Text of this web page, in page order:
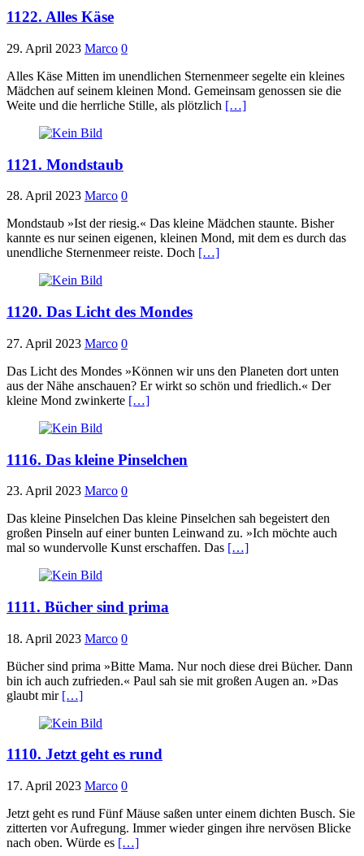
1122. Alles Käse
29. April 2023 Marco 0
Alles Käse Mitten im unendlichen Sternenmeer segelte ein kleines
Mädchen auf seinem kleinen Mond. Gemeinsam genossen sie die
Weite und die herrliche Stille, als plötzlich […]
1121. Mondstaub
28. April 2023 Marco 0
Mondstaub »Ist der riesig.« Das kleine Mädchen staunte. Bisher
kannte es nur seinen eigenen, kleinen Mond, mit dem es durch das
unendliche Sternenmeer reiste. Doch […]
1120. Das Licht des Mondes
27. April 2023 Marco 0
Das Licht des Mondes »Können wir uns den Planeten dort unten
aus der Nähe anschauen? Er wirkt so schön und friedlich.« Der
kleine Mond zwinkerte […]
1116. Das kleine Pinselchen
23. April 2023 Marco 0
Das kleine Pinselchen Das kleine Pinselchen sah begeistert den
großen Pinseln auf einer bunten Leinwand zu. »Ich möchte auch
mal so wundervolle Kunst erschaffen. Das […]
1111. Bücher sind prima
18. April 2023 Marco 0
Bücher sind prima »Bitte Mama. Nur noch diese drei Bücher. Dann
bin ich auch zufrieden.« Paul sah sie mit großen Augen an. »Das
glaubt mir […]
1110. Jetzt geht es rund
17. April 2023 Marco 0
Jetzt geht es rund Fünf Mäuse saßen unter einem dichten Busch. Sie
zitterten vor Aufregung. Immer wieder gingen ihre nervösen Blicke
nach oben. Würde es […]